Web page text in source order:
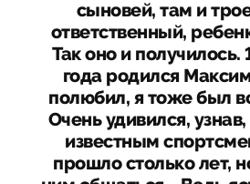
сыновей, там и
ответственный,
Так оно и получилось.
года родился
полюбил, я тоже был
Очень удивился,
известным
прошло столько лет,